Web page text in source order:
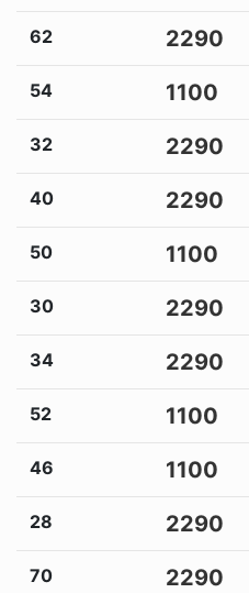
62 2290
54 1100
32 2290
40 2290
50 1100
30 2290
34 2290
52 1100
46 1100
28 2290
70 2290